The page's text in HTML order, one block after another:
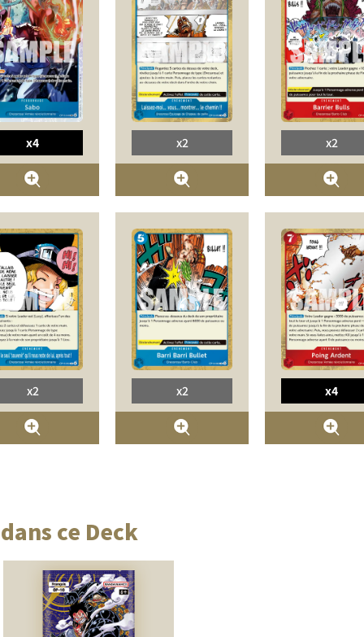
x4 x2 x2
x2 x2 x4
ce Deck